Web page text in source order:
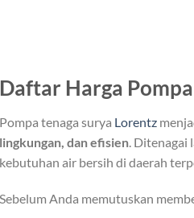
Daftar Harga
Pompa tenaga surya Lorentz
lingkungan, dan efisien .
kebutuhan air bersih di daerah
Sebelum Anda memutuskan